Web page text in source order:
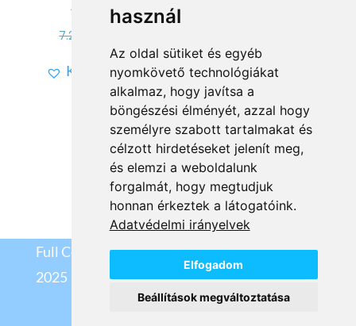
használ
Az oldal sütiket és egyéb
nyomkövető technológiákat
alkalmaz, hogy javítsa a
böngészési élményét, azzal hogy
személyre szabott tartalmakat és
célzott hirdetéseket jelenít meg,
és elemzi a weboldalunk
forgalmát, hogy megtudjuk
honnan érkeztek a látogatóink.
Adatvédelmi irányelvek
Elfogadom
Beállítások megváltoztatása
/ 5
7.299
price
was:
7.299 Ft.
price
is:
5.839 Ft.
Kívánságlistára
Vissza a kategóriákhoz
Full Cosmetix Kft©
2025